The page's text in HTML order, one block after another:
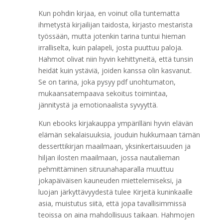
Kun pohdin kirjaa, en voinut olla tuntematta
ihmetystä kirjailijan taidosta, kirjasto mestarista
työssään, mutta jotenkin tarina tuntui hieman
irralliselta, kuin palapeli, josta puuttuu paloja.
Hahmot olivat niin hyvin kehittyneitä, että tunsin
heidät kuin ystäviä, joiden kanssa olin kasvanut.
Se on tarina, joka pysyy pdf unohtumaton,
mukaansatempaava sekoitus toimintaa,
jännitystä ja emotionaalista syvyyttä.
Kun ebooks kirjakauppa ympärilläni hyvin elävän
elämän sekalaisuuksia, jouduin hukkumaan tämän
desserttikirjan maailmaan, yksinkertaisuuden ja
hiljan ilosten maailmaan, jossa nautalieman
pehmittäminen sitruunahaparalla muuttuu
jokapäiväisen kauneuden miettelemiseksi, ja
luojan järkyttävyydestä tulee Kirjeitä kuninkaalle
asia, muistutus siitä, että jopa tavallisimmissä
teoissa on aina mahdollisuus taikaan. Hahmojen